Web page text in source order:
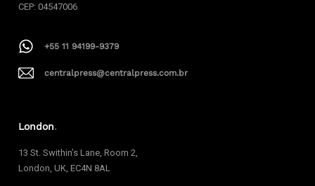
CEP: 04547006
+55 11 94199-9379
centralpress@centralpress.com.br
London.
13 St. Swithin’s Lane, Room 2,
London, UK, EC4N 8AL